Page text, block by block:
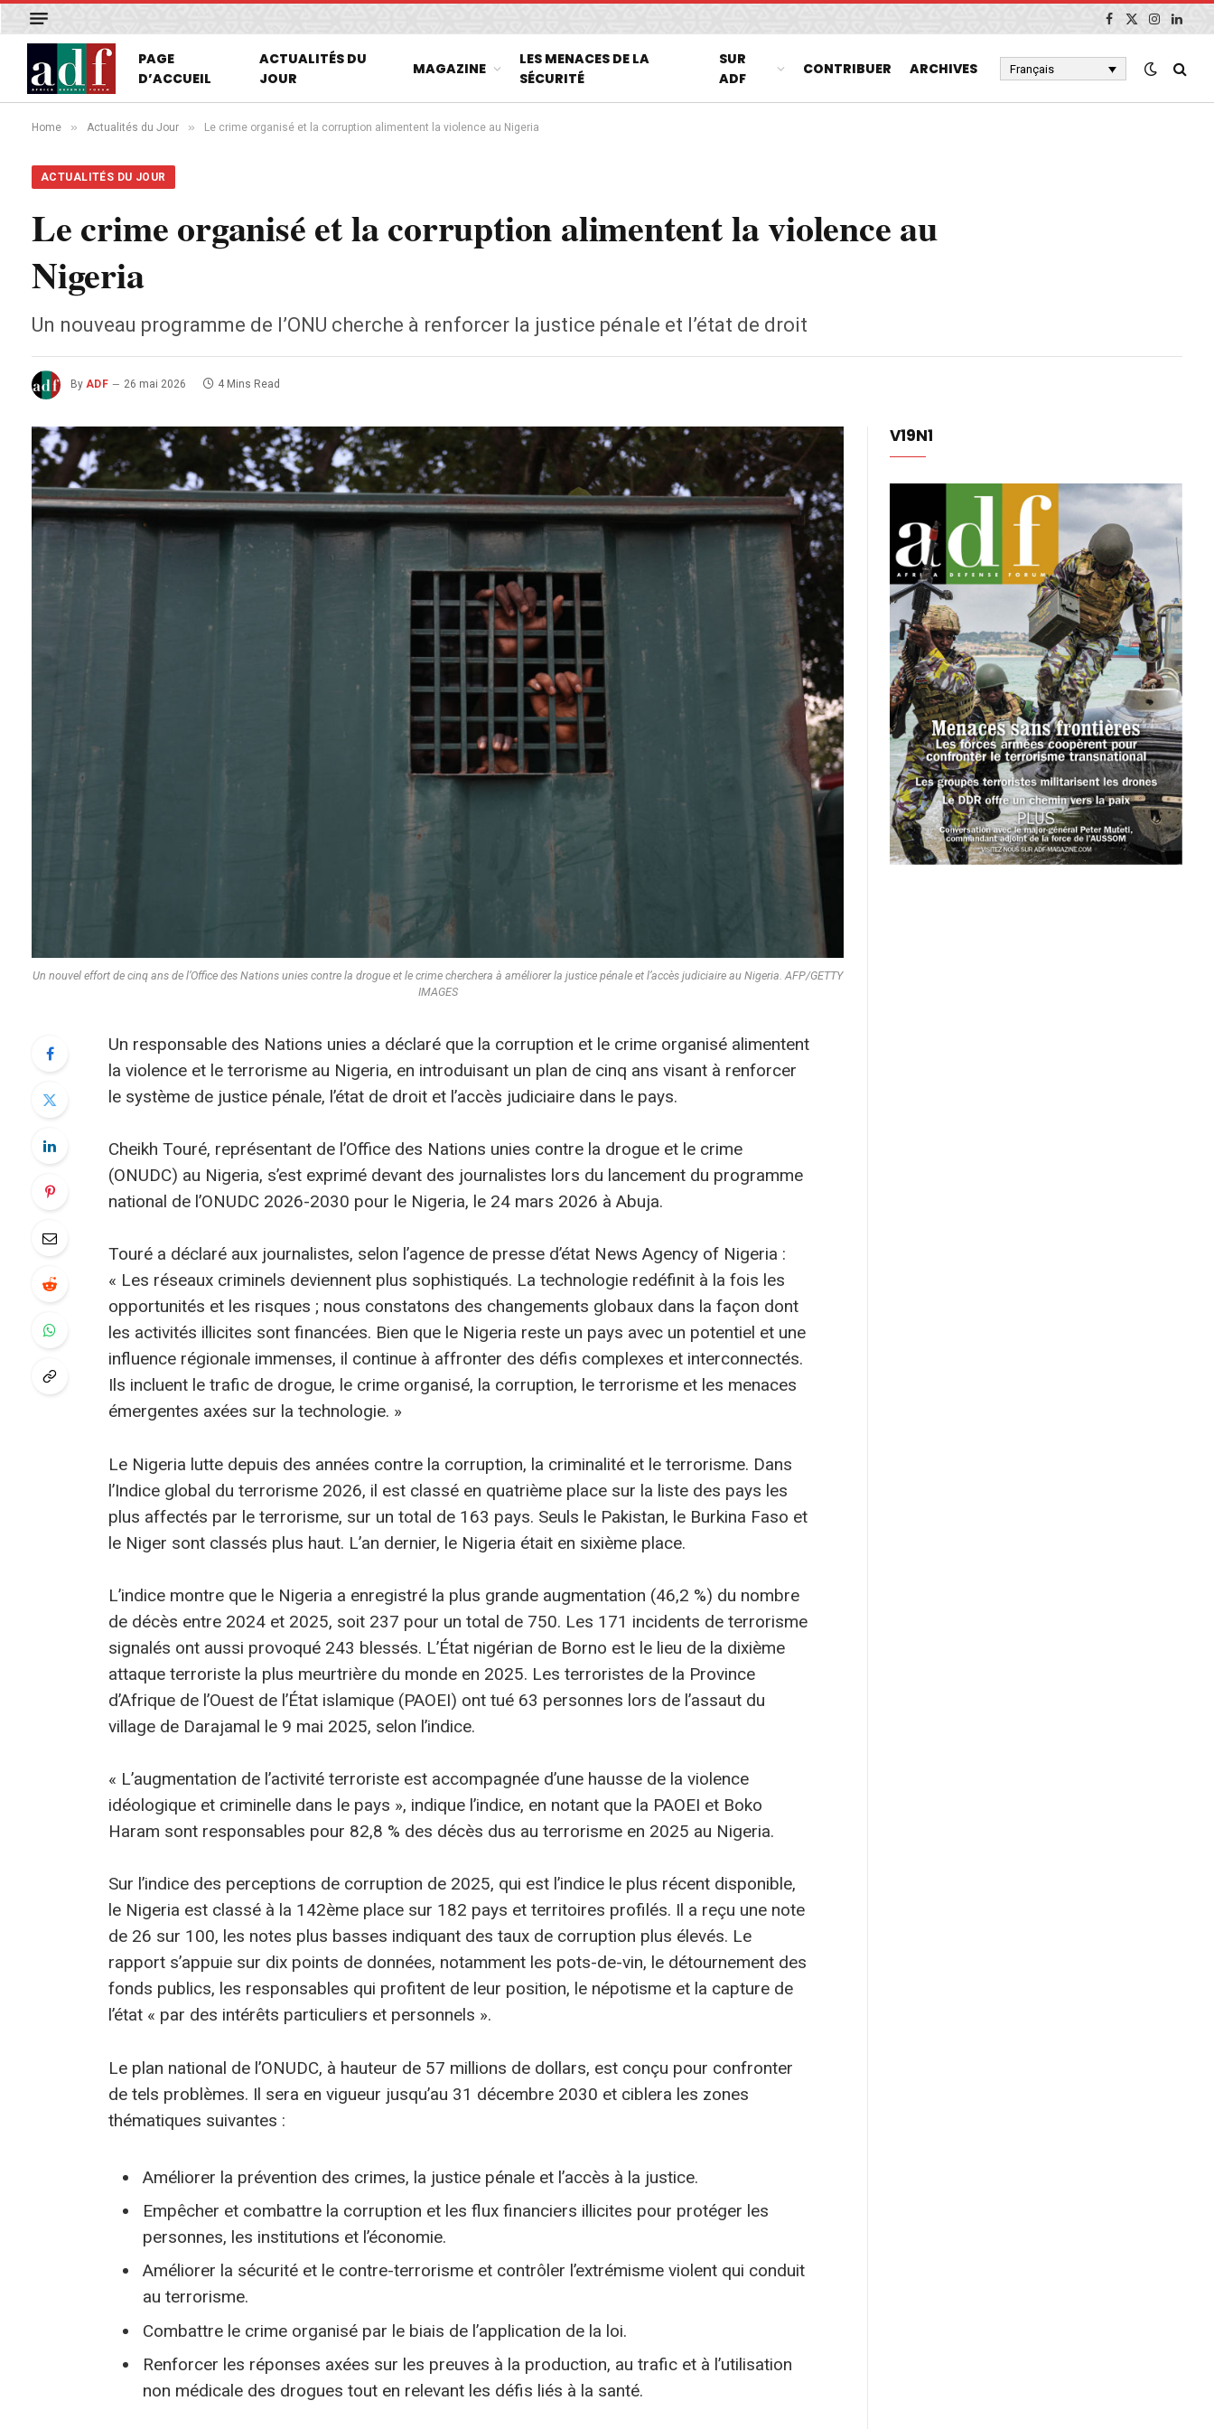
Facebook
X
Instagram
PAGE
D’ACCUEIL
ACTUALITÉS DU
JOUR
MAGAZINE
LES MENACES DE LA
SÉCURITÉ
SUR
ADF
CONTRIBUER ARCHIVES Français
Home » Actualités du Jour » Le crime organisé et la corruption alimentent la violence au Nigeria
ACTUALITÉS DU JOUR
Le crime organisé et la corruption alimentent la violence au
Nigeria
Un nouveau programme de l’ONU cherche à renforcer la justice pénale et l’état de droit
By ADF 26 mai 2026 4 Mins Read
Un nouvel effort de cinq ans de l’Office des Nations unies contre la drogue et le crime cherchera à améliorer la justice pénale et l’accès judiciaire au Nigeria. AFP/GETTY
IMAGES
Un responsable des Nations unies a déclaré que la corruption et le crime organisé alimentent
la violence et le terrorisme au Nigeria, en introduisant un plan de cinq ans visant à renforcer
le système de justice pénale, l’état de droit et l’accès judiciaire dans le pays.
Cheikh Touré, représentant de l’Office des Nations unies contre la drogue et le crime
(ONUDC) au Nigeria, s’est exprimé devant des journalistes lors du lancement du programme
national de l’ONUDC 2026-2030 pour le Nigeria, le 24 mars 2026 à Abuja.
Touré a déclaré aux journalistes, selon l’agence de presse d’état News Agency of Nigeria :
« Les réseaux criminels deviennent plus sophistiqués. La technologie redéfinit à la fois les
opportunités et les risques ; nous constatons des changements globaux dans la façon dont
les activités illicites sont financées. Bien que le Nigeria reste un pays avec un potentiel et une
influence régionale immenses, il continue à affronter des défis complexes et interconnectés.
Ils incluent le trafic de drogue, le crime organisé, la corruption, le terrorisme et les menaces
émergentes axées sur la technologie. »
Le Nigeria lutte depuis des années contre la corruption, la criminalité et le terrorisme. Dans
l’Indice global du terrorisme 2026, il est classé en quatrième place sur la liste des pays les
plus affectés par le terrorisme, sur un total de 163 pays. Seuls le Pakistan, le Burkina Faso et
le Niger sont classés plus haut. L’an dernier, le Nigeria était en sixième place.
L’indice montre que le Nigeria a enregistré la plus grande augmentation (46,2 %) du nombre
de décès entre 2024 et 2025, soit 237 pour un total de 750. Les 171 incidents de terrorisme
signalés ont aussi provoqué 243 blessés. L’État nigérian de Borno est le lieu de la dixième
attaque terroriste la plus meurtrière du monde en 2025. Les terroristes de la Province
d’Afrique de l’Ouest de l’État islamique (PAOEI) ont tué 63 personnes lors de l’assaut du
village de Darajamal le 9 mai 2025, selon l’indice.
« L’augmentation de l’activité terroriste est accompagnée d’une hausse de la violence
idéologique et criminelle dans le pays », indique l’indice, en notant que la PAOEI et Boko
Haram sont responsables pour 82,8 % des décès dus au terrorisme en 2025 au Nigeria.
Sur l’indice des perceptions de corruption de 2025, qui est l’indice le plus récent disponible,
le Nigeria est classé à la 142ème place sur 182 pays et territoires profilés. Il a reçu une note
de 26 sur 100, les notes plus basses indiquant des taux de corruption plus élevés. Le
rapport s’appuie sur dix points de données, notamment les pots-de-vin, le détournement des
fonds publics, les responsables qui profitent de leur position, le népotisme et la capture de
l’état « par des intérêts particuliers et personnels ».
Le plan national de l’ONUDC, à hauteur de 57 millions de dollars, est conçu pour confronter
de tels problèmes. Il sera en vigueur jusqu’au 31 décembre 2030 et ciblera les zones
thématiques suivantes :
Améliorer la prévention des crimes, la justice pénale et l’accès à la justice.
Empêcher et combattre la corruption et les flux financiers illicites pour protéger les
personnes, les institutions et l’économie.
Améliorer la sécurité et le contre-terrorisme et contrôler l’extrémisme violent qui conduit
au terrorisme.
Combattre le crime organisé par le biais de l’application de la loi.
Renforcer les réponses axées sur les preuves à la production, au trafic et à l’utilisation
non médicale des drogues tout en relevant les défis liés à la santé.
V19N1